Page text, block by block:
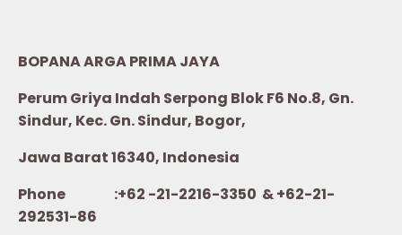
BOPANA ARGA PRIMA JAYA
Perum Griya Indah Serpong Blok F6 No.8, Gn.
Sindur, Kec. Gn. Sindur, Bogor,
Jawa Barat 16340, Indonesia
Phone :+62 -21-2216-3350 & +62-21-
292531-86